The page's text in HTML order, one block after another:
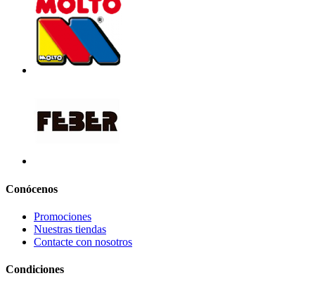
Conócenos
Promociones
Nuestras tiendas
Contacte con nosotros
Condiciones